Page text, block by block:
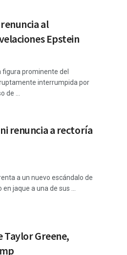
al
Epstein
figura prominente del
interrumpida por
de ...
renuncia a rectoría
a un nuevo escándalo de
jaque a una de sus ...
Taylor Greene,